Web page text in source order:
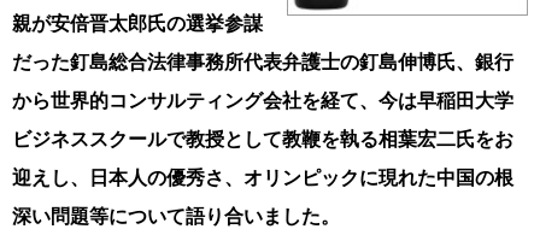
親が安倍晋太郎氏の選挙参謀
だった釘島総合法律事務所代表弁護士の釘島伸博氏、銀行
から世界的コンサルティング会社を経て、今は早稲田大学
ビジネススクールで教授として教鞭を執る相葉宏二氏をお
迎えし、日本人の優秀さ、オリンピックに現れた中国の根
深い問題等について語り合いました。